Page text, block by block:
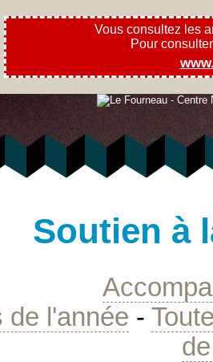
Vous consultez les
Pour
Soutien à
de l'année -